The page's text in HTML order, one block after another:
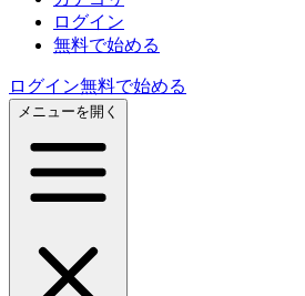
ログイン
無料で始める
ログイン無料で始める
メニューを開く